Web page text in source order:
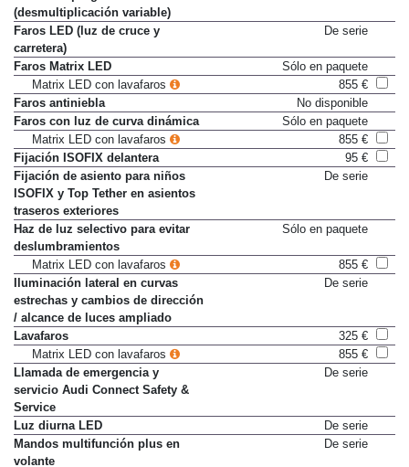
Dirección progresiva
(desmultiplicación variable)
Faros LED (luz de cruce y
carretera)
Faros Matrix LED
Sólo en paquete
Matrix LED con lavafaros
855 €
Faros antiniebla
No disponible
Faros con luz de curva dinámica
Sólo en paquete
Matrix LED con lavafaros
855 €
Fijación ISOFIX delantera
95 €
Fijación de asiento para niños
ISOFIX y Top Tether en asientos
traseros exteriores
Haz de luz selectivo para evitar
deslumbramientos
Matrix LED con lavafaros
855 €
Iluminación lateral en curvas
estrechas y cambios de dirección
/ alcance de luces ampliado
Lavafaros
325 €
Matrix LED con lavafaros
855 €
Llamada de emergencia y
servicio Audi Connect Safety &
Service
Luz diurna LED
De serie
Mandos multifunción plus en